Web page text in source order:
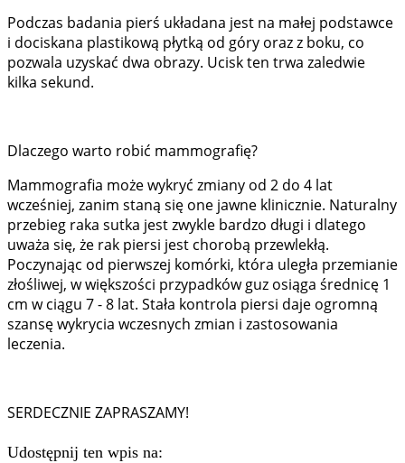
Podczas badania pierś układana jest na małej podstawce
i dociskana plastikową płytką od góry oraz z boku, co
pozwala uzyskać dwa obrazy. Ucisk ten trwa zaledwie
kilka sekund.
Dlaczego warto robić mammografię?
Mammografia może wykryć zmiany od 2 do 4 lat
wcześniej, zanim staną się one jawne klinicznie. Naturalny
przebieg raka sutka jest zwykle bardzo długi i dlatego
uważa się, że rak piersi jest chorobą przewlekłą.
Poczynając od pierwszej komórki, która uległa przemianie
złośliwej, w większości przypadków guz osiąga średnicę 1
cm w ciągu 7 - 8 lat. Stała kontrola piersi daje ogromną
szansę wykrycia wczesnych zmian i zastosowania
leczenia.
SERDECZNIE ZAPRASZAMY!
Udostępnij ten wpis na: